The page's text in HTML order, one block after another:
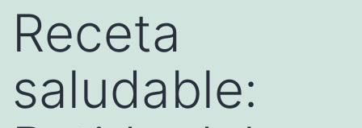
Receta
saludable: